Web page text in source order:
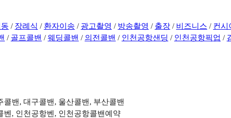
/ 장례식 / 환자이송 / 광고촬영 / 방송촬영 / 출장 / 비즈니스 / 컨시
/ 골프콜밴 /웨딩콜밴 / 의전콜밴 / 인천공항샌딩 / 인천공항픽업 /
밴, 대구콜밴, 울산콜밴, 부산콜밴
, 인천공항벤, 인천공항콜밴예약